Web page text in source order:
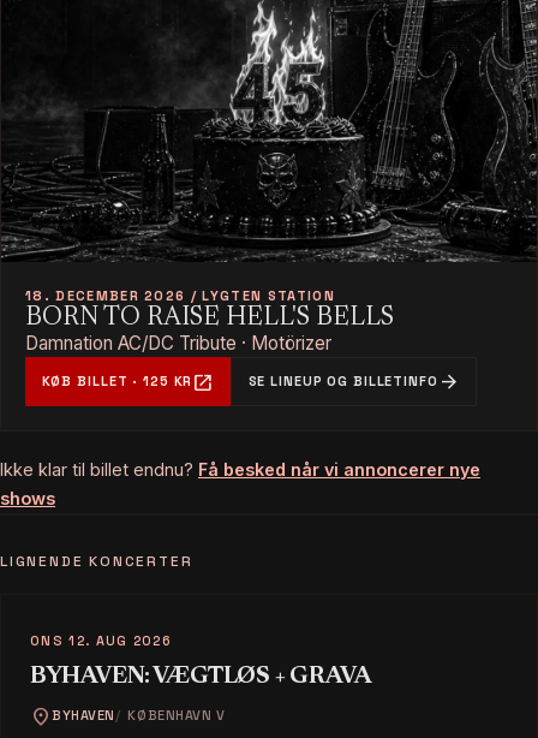
18. DECEMBER 2026 / LYGTEN STATION
BORN TO RAISE HELL'S BELLS
Damnation AC/DC Tribute · Motörizer
KØB BILLET · 125 KR open_in_new SE LINEUP OG BILLETINFO arrow_forward
Ikke klar til billet endnu? Få besked når vi annoncerer nye
shows
LIGNENDE KONCERTER
ONS 12. AUG 2026
BYHAVEN: VÆGTLØS + GRAVA
location_on BYHAVEN KØBENHAVN V